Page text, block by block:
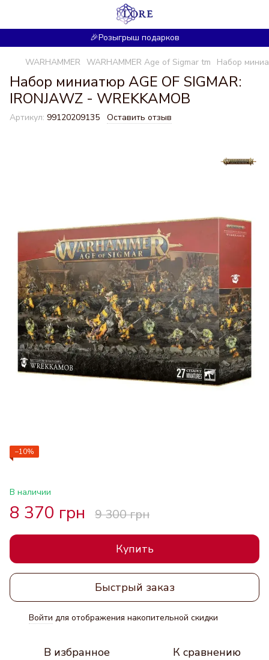
🎉Розыгрыш подарков
WARHAMMER WARHAMMER Age of Sigmar tm Набор
Набор миниатюр AGE OF SIGMAR:
IRONJAWZ - WREKKAMOB
Артикул: 99120209135 Оставить отзыв
−10%
В наличии
8 370 грн 9 300 грн
Купить
Быстрый заказ
Войти для отображения накопительной скидки
В избранное К сравнению